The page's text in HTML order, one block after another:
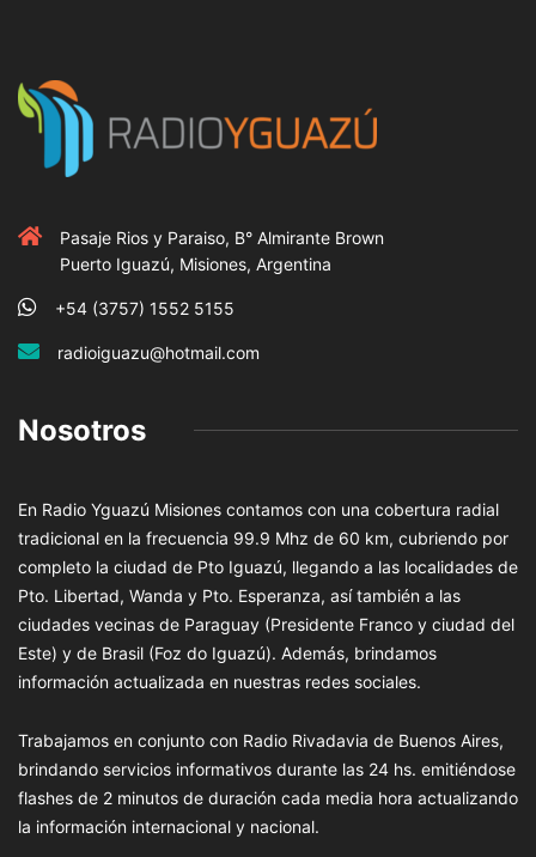
Pasaje Rios y Paraiso, B° Almirante Brown
Puerto Iguazú, Misiones, Argentina
+54 (3757) 1552 5155
radioiguazu@hotmail.com
Nosotros
En Radio Yguazú Misiones contamos con una cobertura radial
tradicional en la frecuencia 99.9 Mhz de 60 km, cubriendo por
completo la ciudad de Pto Iguazú, llegando a las localidades de
Pto. Libertad, Wanda y Pto. Esperanza, así también a las
ciudades vecinas de Paraguay (Presidente Franco y ciudad del
Este) y de Brasil (Foz do Iguazú). Además, brindamos
información actualizada en nuestras redes sociales.
Trabajamos en conjunto con Radio Rivadavia de Buenos Aires,
brindando servicios informativos durante las 24 hs. emitiéndose
flashes de 2 minutos de duración cada media hora actualizando
la información internacional y nacional.